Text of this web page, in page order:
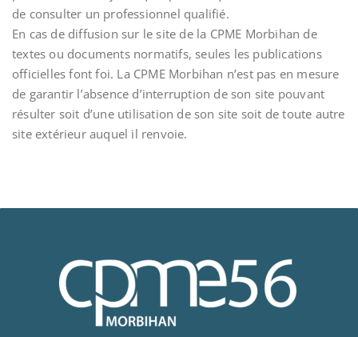
de consulter un professionnel qualifié.
En cas de diffusion sur le site de la CPME Morbihan de
textes ou documents normatifs, seules les publications
officielles font foi. La CPME Morbihan n’est pas en mesure
de garantir l’absence d’interruption de son site pouvant
résulter soit d’une utilisation de son site soit de toute autre
site extérieur auquel il renvoie.